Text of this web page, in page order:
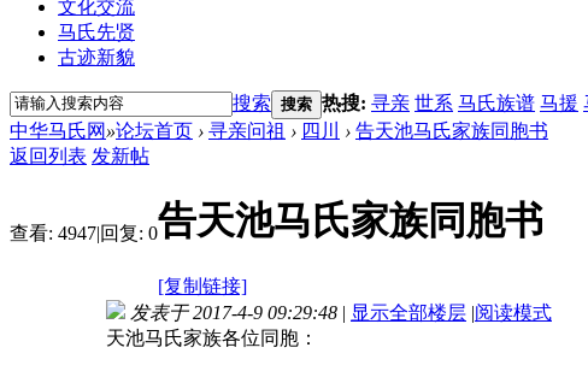
文化交流
马氏先贤
古迹新貌
搜索 搜索 热搜: 寻亲 世系 马氏族谱 马援
中华马氏网 »论坛首页 › 寻亲问祖 › 四川 › 告天池马氏家族同胞书
返回列表 发新帖
查看: 4947|回复: 0告天池马氏家族同胞书
[复制链接]
发表于 2017-4-9 09:29:48 | 显示全部楼层 |阅读模式
天池马氏家族各位同胞：